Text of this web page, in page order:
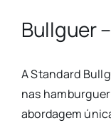
Bullguer
A Standard
nas
abordagem